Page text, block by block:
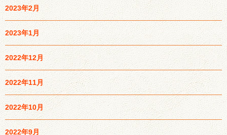
2023年2月
2023年1月
2022年12月
2022年11月
2022年10月
2022年9月